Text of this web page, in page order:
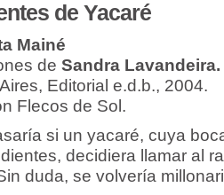
de Yacaré
Mainé
de Sandra Lavandeira.
Editorial e.d.b., 2004.
Flecos de Sol.
si un yacaré, cuya
dientes, decidiera llamar al
duda, se volvería